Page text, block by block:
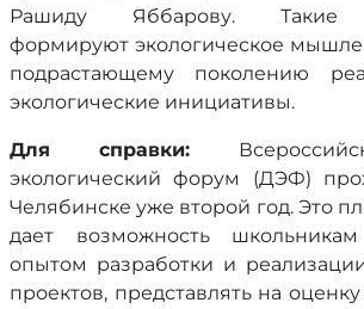
Рашиду Яббарову. Такие
формируют экологическое
подрастающему поколению
экологические инициативы.
Для справки:
экологический форум (ДЭФ)
Челябинске уже второй год. Это
дает возможность школьникам
опытом разработки и
проектов, представлять на